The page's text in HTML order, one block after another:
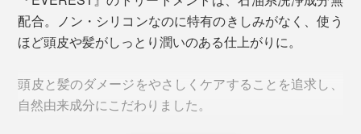
配合。ノン・シリコンなのに特有のきしみがなく、使う
ほど頭皮や髪がしっとり潤いのある仕上がりに。
頭皮と髪のダメージをやさしくケアすることを追求し、
自然由来成分にこだわりました。